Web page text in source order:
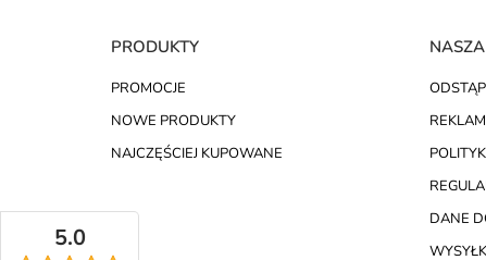
PRODUKTY
PROMOCJE
NOWE PRODUKTY
NAJCZĘŚCIEJ KUPOWANE
DANE
5.0